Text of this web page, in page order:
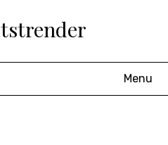
Menu